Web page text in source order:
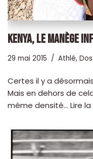
KENYA, LE MANÈGE
29 mai 2015 Athlé,
Certes il y a
Mais en dehors de
même densité… Lire